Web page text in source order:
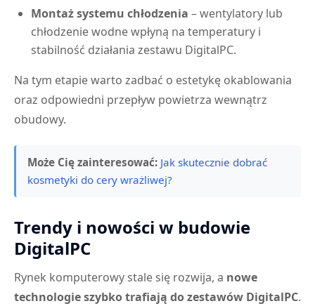
Montaż systemu chłodzenia – wentylatory lub
chłodzenie wodne wpłyną na temperatury i
stabilność działania zestawu DigitalPC.
Na tym etapie warto zadbać o estetykę okablowania
oraz odpowiedni przepływ powietrza wewnątrz
obudowy.
Może Cię zainteresować: Jak skutecznie dobrać
kosmetyki do cery wrażliwej?
Trendy i nowości w budowie
DigitalPC
Rynek komputerowy stale się rozwija, a nowe
technologie szybko trafiają do zestawów DigitalPC.